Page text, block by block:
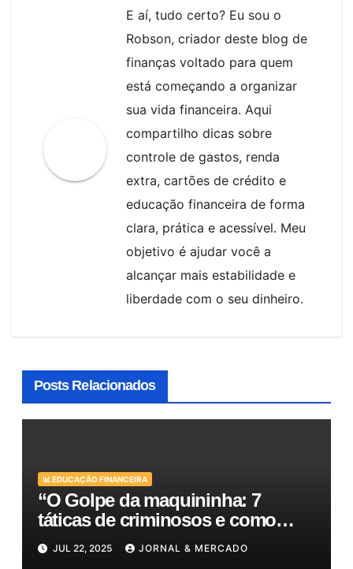
E aí, tudo certo? Eu sou o
Robson, criador deste blog de
finanças voltado para quem
está começando a organizar
sua vida financeira. Aqui
compartilho dicas sobre
controle de gastos, renda
extra, cartões de crédito e
educação financeira de forma
clara, prática e acessível. Meu
objetivo é ajudar você a
alcançar mais estabilidade e
liberdade com o seu dinheiro.
Posts Relacionados
📊 EDUCAÇÃO FINANCEIRA
“O Golpe da maquininha: 7
táticas de criminosos e como
proteger seu dinheiro e seus
clientes!”
JUL 22, 2025 JORNAL & MERCADO